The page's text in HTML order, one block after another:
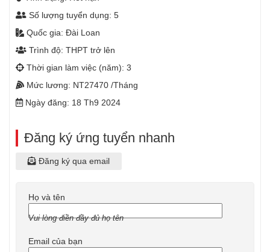
Số lượng tuyển dụng: 5
Quốc gia: Đài Loan
Trình độ: THPT trở lên
Thời gian làm việc (năm): 3
Mức lương: NT27470 /Tháng
Ngày đăng: 18 Th9 2024
Đăng ký ứng tuyển nhanh
Đăng ký qua email
Họ và tên
Vui lòng điền đầy đủ họ tên
Email của bạn